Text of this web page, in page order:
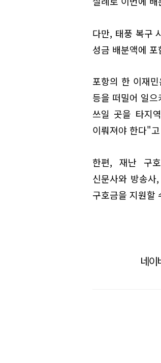
다만, 태풍 복구
성금 배분액에
포항의 한 이재
등을 떠밀어 일
쓰일 곳을 타지
이뤄져야 한다"
한편, 재난 구
신문사와 방송
구호금을 지원할
네이